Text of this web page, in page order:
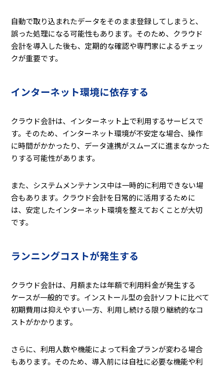
自動で取り込まれたデータをそのまま登録してしまうと、
誤った処理になる可能性もあります。そのため、クラウド
会計を導入した後も、定期的な確認や専門家によるチェッ
クが重要です。
インターネット環境に依存する
クラウド会計は、インターネット上で利用するサービスで
す。そのため、インターネット環境が不安定な場合、操作
に時間がかかったり、データ連携がスムーズに進まなかった
りする可能性があります。
また、システムメンテナンス中は一時的に利用できない場
合もあります。クラウド会計を日常的に活用するために
は、安定したインターネット環境を整えておくことが大切
です。
ランニングコストが発生する
クラウド会計は、月額または年額で利用料金が発生する
ケースが一般的です。インストール型の会計ソフトに比べて
初期費用は抑えやすい一方、利用し続ける限り継続的なコ
ストがかかります。
さらに、利用人数や機能によって料金プランが変わる場合
もあります。そのため、導入前には自社に必要な機能や利